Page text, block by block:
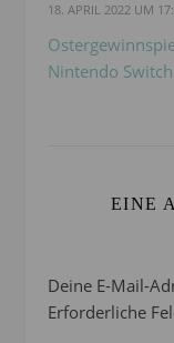
18. APRIL 2022 UM
Nintendo
EINE
Deine E-Mail-
Erforderliche